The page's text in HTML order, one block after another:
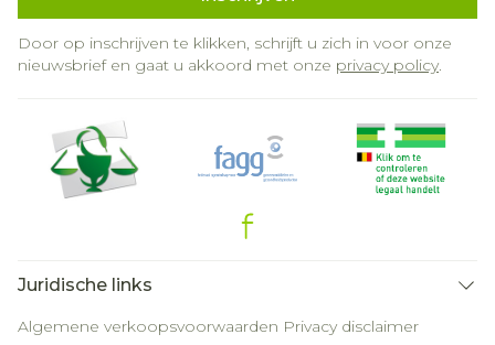
Door op inschrijven te klikken, schrijft u zich in voor onze
nieuwsbrief en gaat u akkoord met onze privacy policy.
Juridische links
Algemene verkoopsvoorwaarden Privacy disclaimer